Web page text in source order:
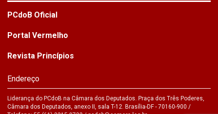
PCdoB Oficial
Portal Vermelho
Revista Princípios
Endereço
Liderança do PCdoB na Câmara dos Deputados. Praça dos Três Poderes,
Câmara dos Deputados, anexo II, sala T-12. Brasília-DF - 70160-900 /